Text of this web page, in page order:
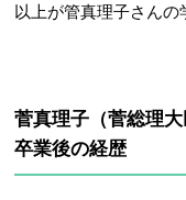
以上が管真理子さんの
菅真理子（菅総理
卒業後の経歴